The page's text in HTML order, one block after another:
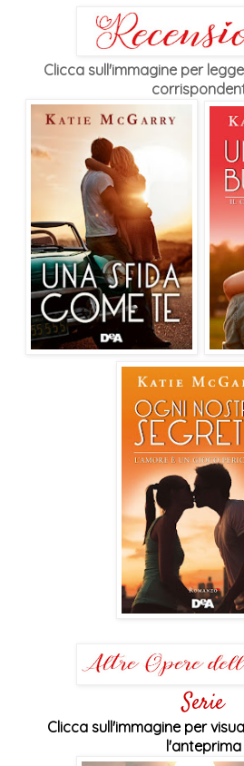
Clicca sull'immagine per
Serie
Clicca sull'immagine per
l'anteprima